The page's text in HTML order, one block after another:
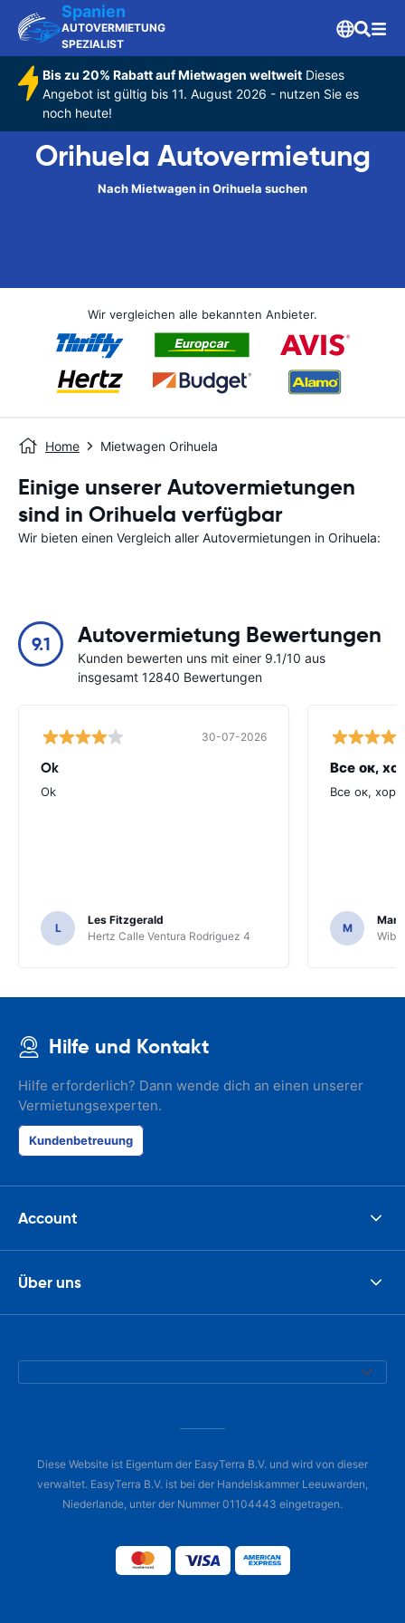
Spanien
AUTOVERMIETUNG
SPEZIALIST
Bis zu 20% Rabatt auf Mietwagen weltweitDieses
Angebot ist gültig bis 11. August 2026 - nutzen Sie es
noch heute!
Orihuela Autovermietung
Nach Mietwagen in Orihuela suchen
Wir vergleichen alle bekannten Anbieter.
Home Mietwagen Orihuela
Einige unserer Autovermietungen
sind in Orihuela verfügbar
Wir bieten einen Vergleich aller Autovermietungen in Orihuela:
9.1 Autovermietung Bewertungen
Kunden bewerten uns mit einer 9.1/10 aus
insgesamt 12840 Bewertungen
30-07-2026
Ok
Ok
L
Les Fitzgerald
Hertz Calle Ventura Rodriguez 4
Все ок,
Все ок,
M
Hilfe und Kontakt
Hilfe erforderlich? Dann wende dich an einen unserer
Vermietungsexperten.
Kundenbetreuung
Account
Über uns
Diese Website ist Eigentum der EasyTerra B.V. und wird von dieser
verwaltet. EasyTerra B.V. ist bei der Handelskammer Leeuwarden,
Niederlande, unter der Nummer 01104443 eingetragen.